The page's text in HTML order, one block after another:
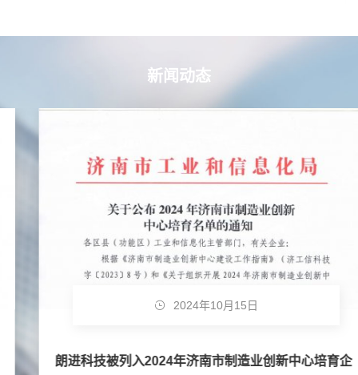
新闻动态
2024年10月15日
朗进科技被列入2024年济南市制造业创新中心培育企